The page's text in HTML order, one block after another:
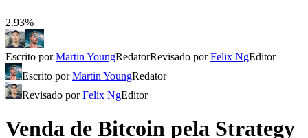
2.93%
Escrito porMartin YoungRedatorRevisado porFelix NgEditor
Escrito porMartin YoungRedator
Revisado porFelix NgEditor
Venda de Bitcoin pela Strategy